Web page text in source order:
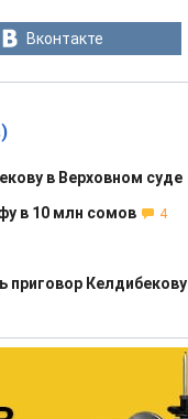
Вконтакте
в Верховном суде
в 10 млн сомов 4
приговор Келдибекову